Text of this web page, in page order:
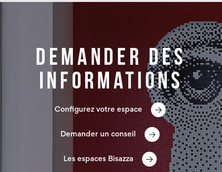
Demander des
informations
Configurez votre espace
Demander un conseil
Les espaces Bisazza